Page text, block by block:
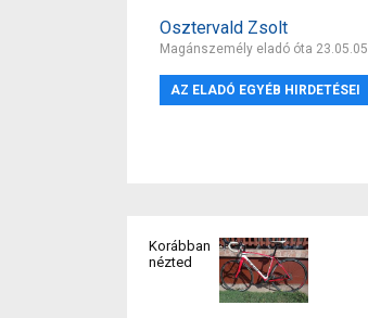
Osztervald Zsolt
Magánszemély eladó óta 23.05.05
AZ ELADÓ EGYÉB HIRDETÉSEI
Korábban
nézted